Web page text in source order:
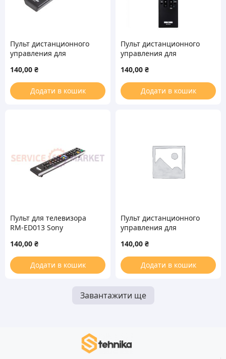
Пульт дистанционного
управления для
ED053
140,00 ₴
Додати в кошик
Пульт дистанционного
управления для
ED045
140,00 ₴
Додати в кошик
Пульт для телевизора
RM-ED013 Sony
140,00 ₴
Додати в кошик
Пульт дистанционного
управления для
ED061
140,00 ₴
Додати в кошик
Завантажити ще